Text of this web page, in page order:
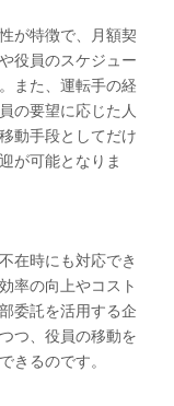
が特徴で、月額契
役員のスケジュー
また、運転手の経
の要望に応じた人
動手段としてだけ
が可能となりま
在時にも対応でき
率の向上やコスト
委託を活用する企
つ、役員の移動を
きるのです。